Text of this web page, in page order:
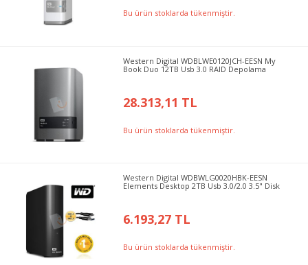
Bu ürün stoklarda tükenmiştir.
Western Digital WDBLWE0120JCH-EESN My
Book Duo 12TB Usb 3.0 RAID Depolama
28.313,11 TL
Bu ürün stoklarda tükenmiştir.
Western Digital WDBWLG0020HBK-EESN
Elements Desktop 2TB Usb 3.0/2.0 3.5" Disk
6.193,27 TL
Bu ürün stoklarda tükenmiştir.